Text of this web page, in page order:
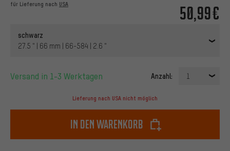
50,99€
für Lieferung nach USA
schwarz
27.5 " | 66 mm | 66-584 | 2.6 "
Versand in 1-3 Werktagen Anzahl: 1
Lieferung nach USA nicht möglich
In den Warenkorb